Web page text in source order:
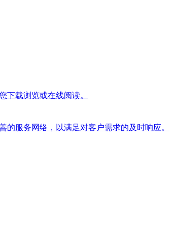
下载浏览或在线阅读。
的服务网络，以满足对客户需求的及时响应。